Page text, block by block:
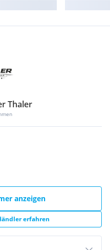
Thaler
anzeigen
erfahren